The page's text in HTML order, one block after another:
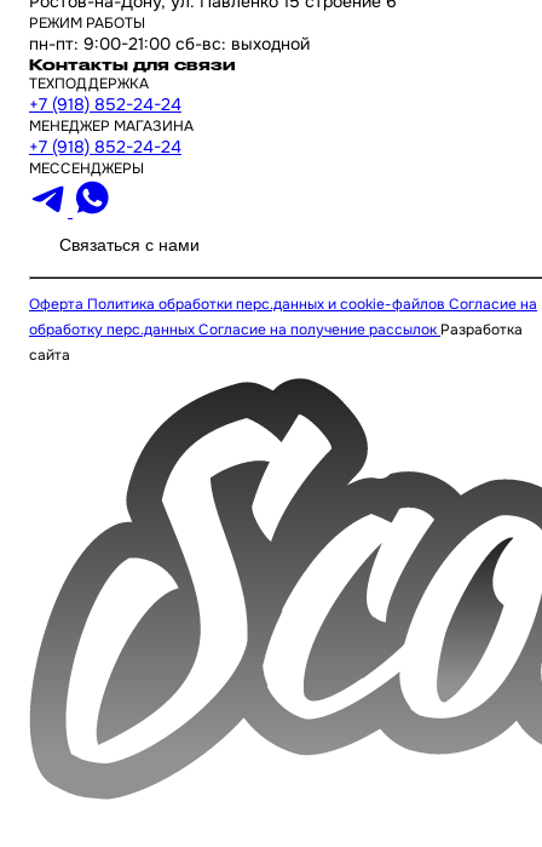
РЕЖИМ РАБОТЫ
пн-пт: 9:00-21:00 сб-вс: выходной
Контакты для связи
ТЕХПОДДЕРЖКА
+7 (918) 852-24-24
МЕНЕДЖЕР МАГАЗИНА
+7 (918) 852-24-24
МЕССЕНДЖЕРЫ
Связаться с нами
Оферта Политика обработки перс.данных и cookie-файлов Согласие на
обработку перс.данныхСогласие на получение рассылок Разработка
сайта